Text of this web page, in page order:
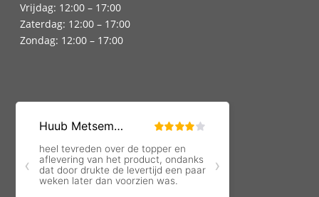
Vrijdag: 12:00 – 17:00
Zaterdag: 12:00 – 17:00
Zondag: 12:00 – 17:00